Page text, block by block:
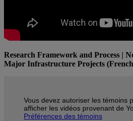
Research Framework and Process |
Major Infrastructure Projects
Vous devez autoriser les témoins
afficher les vidéos provenant de
Préférences des témoins